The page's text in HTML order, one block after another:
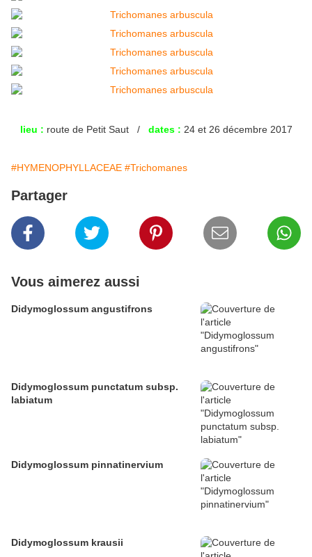
lieu : route de Petit Saut / dates : 24 et 26 décembre 2017
#HYMENOPHYLLACEAE #Trichomanes
Partager
Vous aimerez aussi
Didymoglossum angustifrons
Didymoglossum punctatum subsp.
labiatum
Didymoglossum pinnatinervium
Didymoglossum krausii